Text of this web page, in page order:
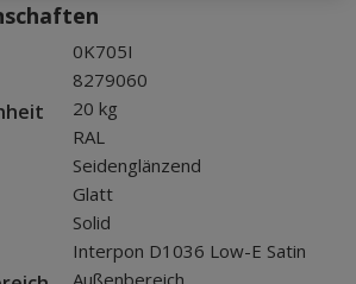
0K705I
8279060
20 kg
RAL
Seidenglänzend
Glatt
Solid
Interpon D1036 Low-E Satin